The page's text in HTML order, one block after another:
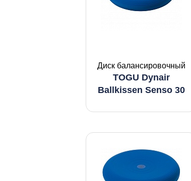
Диск балансировочный
TOGU Dynair
Ballkissen Senso 30